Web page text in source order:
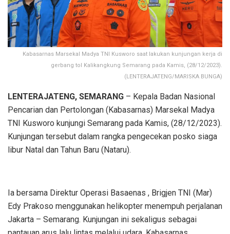
Kabasarnas Marsekal Madya TNI Kusworo saat lakukan kunjungan kerja di
gerbang tol Kalikangkung Semarang pada Kamis, (28/12/2023).
(LENTERAJATENG/MARISKA BUNGA)
LENTERAJATENG, SEMARANG – Kepala Badan Nasional
Pencarian dan Pertolongan (Kabasarnas) Marsekal Madya
TNI Kusworo kunjungi Semarang pada Kamis, (28/12/2023).
Kunjungan tersebut dalam rangka pengecekan posko siaga
libur Natal dan Tahun Baru (Nataru).
Ia bersama Direktur Operasi Basaenas , Brigjen TNI (Mar)
Edy Prakoso menggunakan helikopter menempuh perjalanan
Jakarta – Semarang. Kunjungan ini sekaligus sebagai